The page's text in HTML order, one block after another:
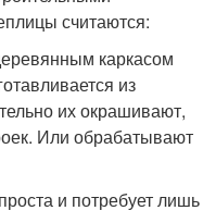
считаются:
каркасом
из
их окрашивают,
Или обрабатывают
и потребует лишь